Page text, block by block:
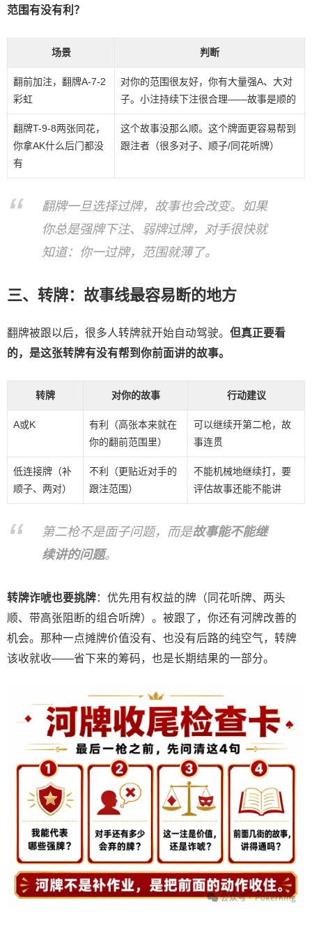
范围有没有利？
场景 判断
翻前加注，翻牌A-7-2
彩虹
对你的范围很友好，你有大量强A、大对
子。小注持续下注很合理——故事是顺的
翻牌T-9-8两张同花，
你拿AK什么后门都没
有
这个故事没那么顺。这个牌面更容易帮到
跟注者（很多对子、顺子/同花听牌）
翻牌一旦选择过牌，故事也会改变。如果
你总是强牌下注、弱牌过牌，对手很快就
知道：你一过牌，范围就薄了。
三、转牌：故事线最容易断的地方
翻牌被跟以后，很多人转牌就开始自动驾驶。 但真正要看
的，是这张转牌有没有帮到你前面讲的故事。
转牌 对你的故事 行动建议
A或K
有利（高张本来就在
你的翻前范围里）
可以继续开第二枪，故
事连贯
低连接牌（补
顺子、两对）
不利（更贴近对手的
跟注范围）
不能机械地继续打，要
评估故事还能不能讲
第二枪不是面子问题，而是故事能不能继
续讲的问题。
转牌诈唬也要挑牌：优先用有权益的牌（同花听牌、两头
顺、带高张阻断的组合听牌）。被跟了，你还有河牌改善的
机会。那种一点摊牌价值没有、也没有后路的纯空气，转牌
该收就收——省下来的筹码，也是长期结果的一部分。